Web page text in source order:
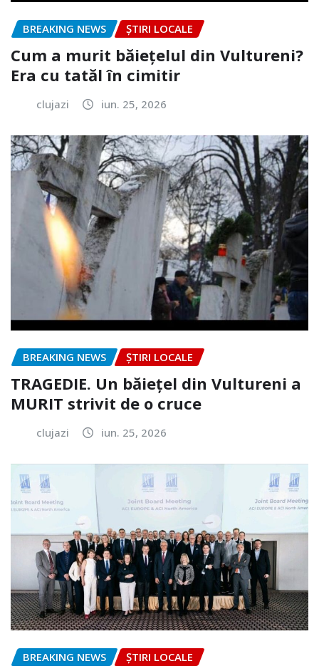
BREAKING NEWS ȘTIRI LOCALE
Cum a murit băiețelul din Vultureni?
Era cu tatăl în cimitir
clujazi iun. 25, 2026
BREAKING NEWS ȘTIRI LOCALE
TRAGEDIE. Un băiețel din Vultureni a
MURIT strivit de o cruce
clujazi iun. 25, 2026
BREAKING NEWS ȘTIRI LOCALE